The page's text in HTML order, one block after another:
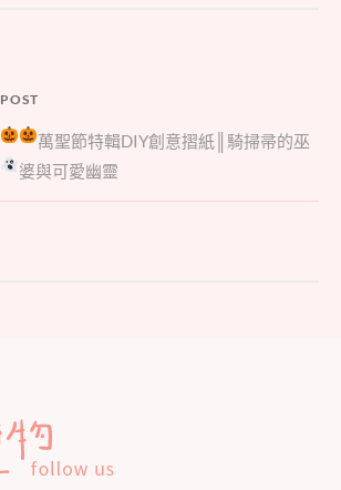
POST
萬聖節特輯DIY創意摺紙║騎掃帚的巫
婆與可愛幽靈